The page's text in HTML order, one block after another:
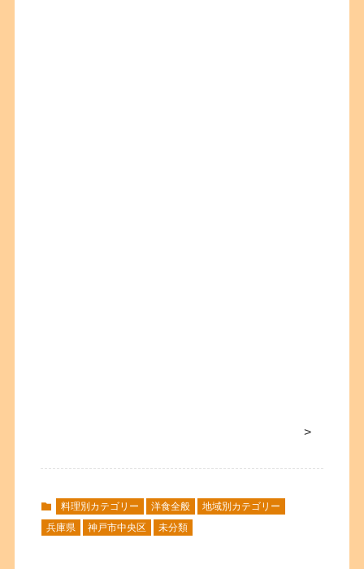
>
料理別カテゴリー 洋食全般
地域別カテゴリー
兵庫県
神戸市中央区 未分類